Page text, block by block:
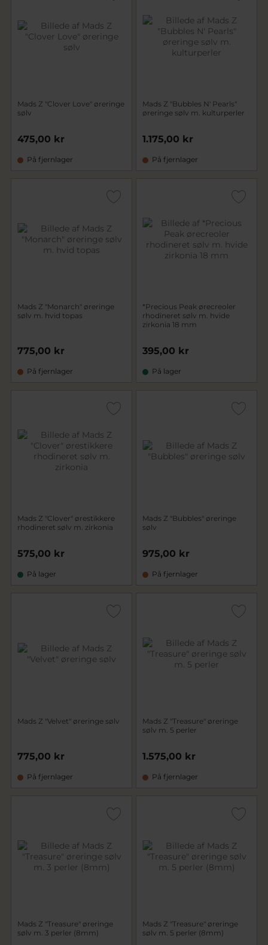
Mads Z "Clover Love" øreringe
sølv
475,00 kr
På fjernlager
Mads Z "Bubbles N' Pearls"
øreringe sølv m. kulturperler
1.175,00 kr
På fjernlager
Mads Z "Monarch" øreringe
sølv m. hvid topas
775,00 kr
På fjernlager
*Precious Peak ørecreoler
rhodineret sølv m. hvide
zirkonia 18 mm
395,00 kr
På lager
Mads Z "Clover" ørestikkere
rhodineret sølv m. zirkonia
575,00 kr
På lager
Mads Z "Bubbles" øreringe
sølv
975,00 kr
På fjernlager
Mads Z "Velvet" øreringe sølv
775,00 kr
På fjernlager
Mads Z "Treasure" øreringe
sølv m. 5 perler
1.575,00 kr
På fjernlager
Mads Z "Treasure" øreringe
sølv m. 3 perler (8mm)
Mads Z "Treasure" øreringe
sølv m. 5 perler (8mm)